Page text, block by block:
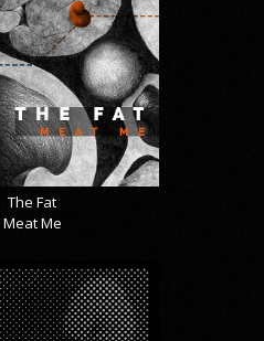
The Fat
Meat Me